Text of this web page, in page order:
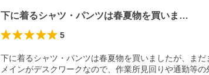
下に着るシャツ・パンツは春夏物を買いま…
5
下に着るシャツ・パンツは春夏物を買いましたが、まだ
メインがデスクワークなので、作業所見回りや通勤等の